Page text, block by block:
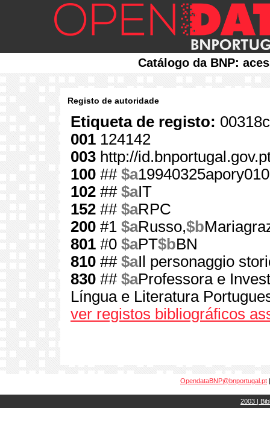
Catálogo da BNP:
Registo de autoridade
Etiqueta de registo:
001 124142
003 http://
100 ## $a
102 ## $aIT
152 ## $aRPC
200 #1 $aRusso,$b
801 #0 $aPT$bBN
810 ## $aIl personaggio
830 ## $aProfessora e
Língua e Literatura
ver registos bibliográficos
OpendataBNP@bnportugal.pt
2003 |